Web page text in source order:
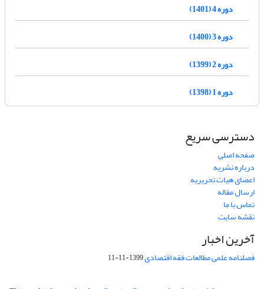
دوره 4 (1401)
دوره 3 (1400)
دوره 2 (1399)
دوره 1 (1398)
دسترسی سریع
صفحه اصلی
درباره نشریه
اعضای هیات تحریریه
ارسال مقاله
تماس با ما
نقشه سایت
آخرین اخبار
فصلنامه علمی مطالعات فقه اقتصادی1399-11-11